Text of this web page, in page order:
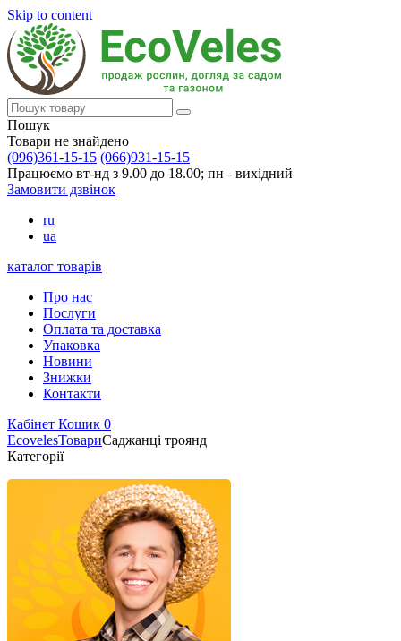
Skip to content
Пошук
Товари не знайдено
(096)361-15-15 (066)931-15-15
Працюємо вт-нд з 9.00 до 18.00; пн - вихідний
Замовити дзвінок
ru
ua
каталог товарів
Про нас
Послуги
Оплата та доставка
Упаковка
Новини
Знижки
Контакти
Кабінет Кошик 0
EcovelesТовариСаджанці троянд
Категорії